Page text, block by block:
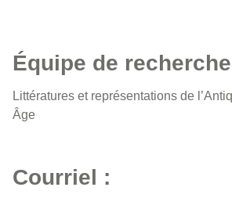
Équipe de
Littératures et représentations de
Âge
Courriel :